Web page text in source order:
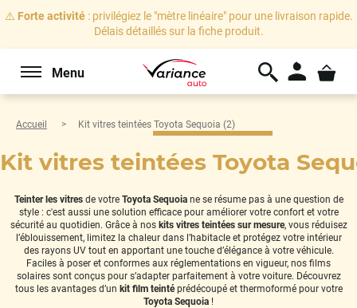
⚠️ Forte activité: privilégiez le "mètre linéaire" pour une livraison rapide.
Délais détaillés sur la fiche produit.
Menu
Accueil Kit vitres teintées Toyota Sequoia (2)
Kit vitres teintées Toyota
Teinter les vitresde votre Toyota Sequoiane se résume pas à une question de
style : c'est aussi une solution efficace pour améliorer votre confort et votre
sécurité au quotidien. Grâce à nos kits vitres teintées sur mesure, vous réduisez
l’éblouissement, limitez la chaleur dans l’habitacle et protégez votre intérieur
des rayons UV tout en apportant une touche d’élégance à votre véhicule.
Faciles à poser et conformes aux réglementations en vigueur, nos films
solaires sont conçus pour s’adapter parfaitement à votre voiture. Découvrez
tous les avantages d’un kit film teintéprédécoupé et thermoformé pour votre
Toyota Sequoia !